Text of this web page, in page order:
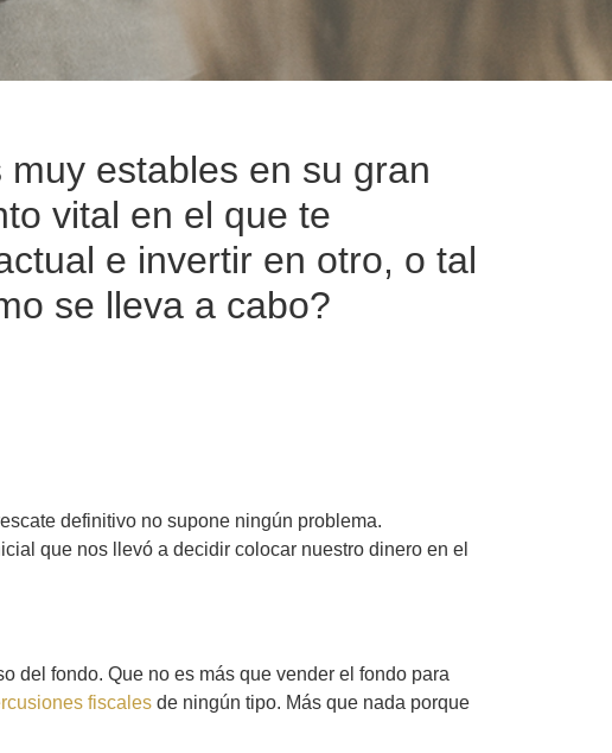
estables en su gran
vital en el que te
e invertir en otro, o tal
se lleva a cabo?
definitivo no supone ningún problema.
que nos llevó a decidir colocar nuestro dinero en el
del fondo. Que no es más que vender el fondo para
fiscales de ningún tipo. Más que nada porque